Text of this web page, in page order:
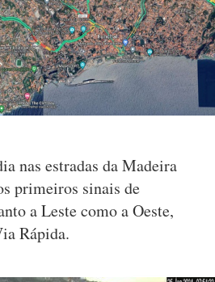
nas estradas da Madeira
primeiros sinais de
a Leste como a Oeste,
Rápida.